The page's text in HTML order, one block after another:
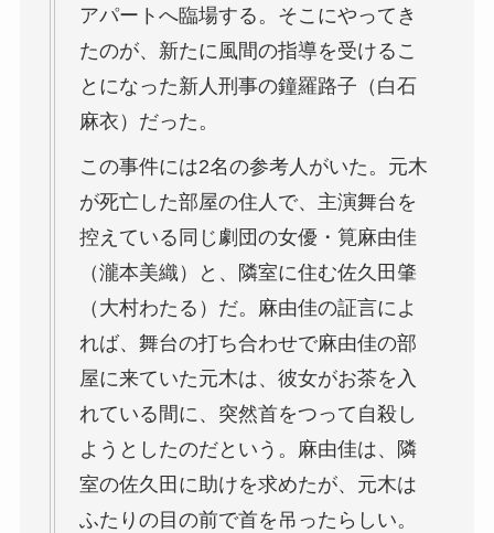
アパートへ臨場する。そこにやってき
たのが、新たに風間の指導を受けるこ
とになった新人刑事の鐘羅路子（白石
麻衣）だった。
この事件には2名の参考人がいた。元木
が死亡した部屋の住人で、主演舞台を
控えている同じ劇団の女優・筧麻由佳
（瀧本美織）と、隣室に住む佐久田肇
（大村わたる）だ。麻由佳の証言によ
れば、舞台の打ち合わせで麻由佳の部
屋に来ていた元木は、彼女がお茶を入
れている間に、突然首をつって自殺し
ようとしたのだという。麻由佳は、隣
室の佐久田に助けを求めたが、元木は
ふたりの目の前で首を吊ったらしい。